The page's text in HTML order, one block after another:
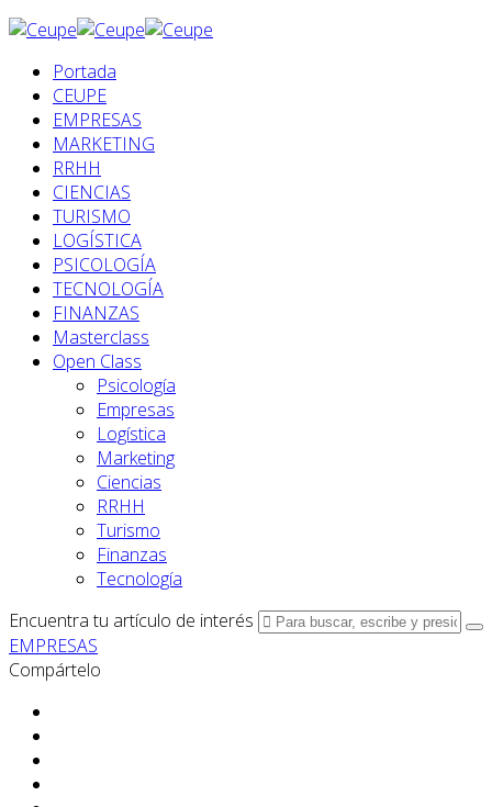
Portada
CEUPE
EMPRESAS
MARKETING
RRHH
CIENCIAS
TURISMO
LOGÍSTICA
PSICOLOGÍA
TECNOLOGÍA
FINANZAS
Masterclass
Open Class
Psicología
Empresas
Logística
Marketing
Ciencias
RRHH
Turismo
Finanzas
Tecnología
Encuentra tu artículo de interés
EMPRESAS
Compártelo